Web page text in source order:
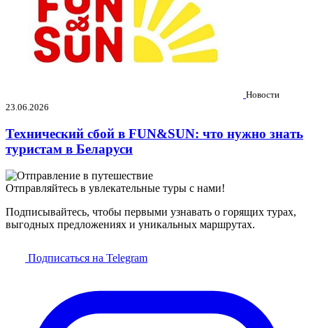
Новости
23.06.2026
Технический сбой в FUN&SUN: что нужно знать
туристам в Беларуси
Отправляйтесь в увлекательные туры с нами!
Подписывайтесь, чтобы первыми узнавать о горящих турах,
выгодных предложениях и уникальных маршрутах.
Подписаться на Telegram